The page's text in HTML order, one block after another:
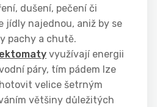
dušení, pečení či
jídly najednou, aniž by se
pachy a chutě.
využívají energii
páry, tím pádem lze
velice šetrným
většiny důležitých